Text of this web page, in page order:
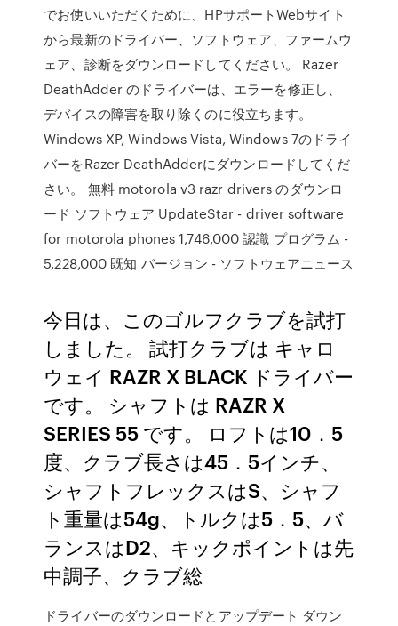
でお使いいただくために、HPサポートWebサイト
から最新のドライバー、ソフトウェア、ファームウ
ェア、診断をダウンロードしてください。 Razer
DeathAdder のドライバーは、エラーを修正し、
デバイスの障害を取り除くのに役立ちます。
Windows XP, Windows Vista, Windows 7のドライ
バーをRazer DeathAdderにダウンロードしてくだ
さい。 無料 motorola v3 razr drivers のダウンロ
ード ソフトウェア UpdateStar - driver software
for motorola phones 1,746,000 認識 プログラム -
5,228,000 既知 バージョン - ソフトウェアニュース
今日は、このゴルフクラブを試打
しました。 試打クラブは キャロ
ウェイ RAZR X BLACK ドライバー
です。 シャフトは RAZR X
SERIES 55 です。 ロフトは10．5
度、クラブ長さは45．5インチ、
シャフトフレックスはS、シャフ
ト重量は54g、トルクは5．5、バ
ランスはD2、キックポイントは先
中調子、クラブ総
ドライバーのダウンロードとアップデート ダウン